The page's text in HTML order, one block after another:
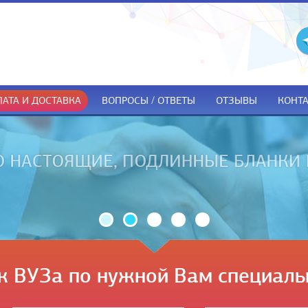
И ДОСТАВКА ВОПРОСЫ / ОТВЕТЫ ОТЗЫВЫ
ТОЛЬКО ПРИ
ВУЗа по нужной Вам